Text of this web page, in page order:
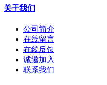
关于我们
公司简介
在线留言
在线反馈
诚邀加入
联系我们